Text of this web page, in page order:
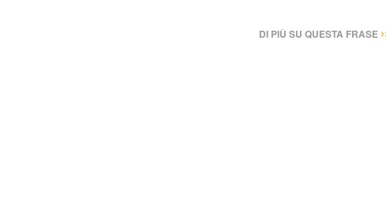
DI PIÙ SU QUESTA FRASE